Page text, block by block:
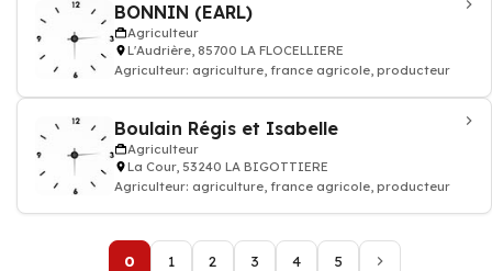
BONNIN (EARL)
Agriculteur
L'Audrière, 85700 LA FLOCELLIERE
Agriculteur: agriculture, france agricole, producteur
Boulain Régis et Isabelle
Agriculteur
La Cour, 53240 LA BIGOTTIERE
Agriculteur: agriculture, france agricole, producteur
0 1 2 3 4 5